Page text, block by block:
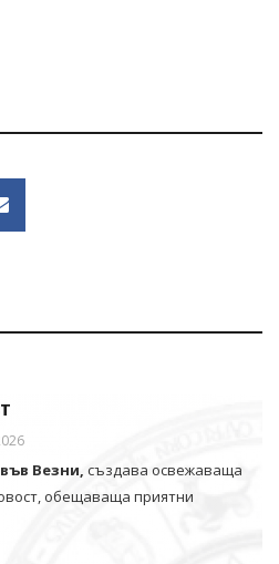
Везни, създава освежаваща
обещаваща приятни